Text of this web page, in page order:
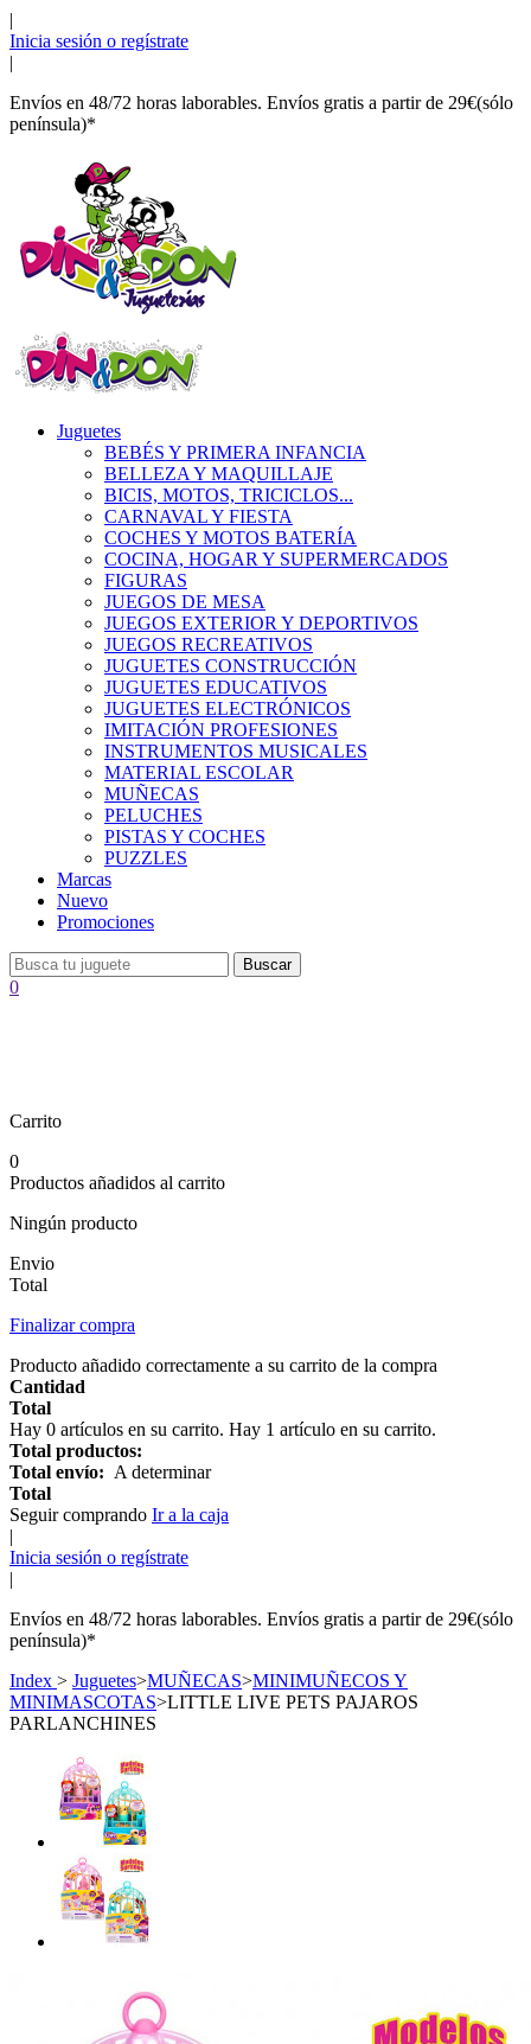
|
Inicia sesión o regístrate
|
Envíos en 48/72 horas laborables. Envíos gratis a partir de 29€(sólo
península)*
Juguetes
BEBÉS Y PRIMERA INFANCIA
BELLEZA Y MAQUILLAJE
BICIS, MOTOS, TRICICLOS...
CARNAVAL Y FIESTA
COCHES Y MOTOS BATERÍA
COCINA, HOGAR Y SUPERMERCADOS
FIGURAS
JUEGOS DE MESA
JUEGOS EXTERIOR Y DEPORTIVOS
JUEGOS RECREATIVOS
JUGUETES CONSTRUCCIÓN
JUGUETES EDUCATIVOS
JUGUETES ELECTRÓNICOS
IMITACIÓN PROFESIONES
INSTRUMENTOS MUSICALES
MATERIAL ESCOLAR
MUÑECAS
PELUCHES
PISTAS Y COCHES
PUZZLES
Marcas
Nuevo
Promociones
Buscar
0
Carrito
0
Productos añadidos al carrito
Ningún producto
Envio
Total
Finalizar compra
Producto añadido correctamente a su carrito de la compra
Cantidad
Total
Hay 0 artículos en su carrito. Hay 1 artículo en su carrito.
Total productos:
Total envío: A determinar
Total
Seguir comprando Ir a la caja
|
Inicia sesión o regístrate
|
Envíos en 48/72 horas laborables. Envíos gratis a partir de 29€(sólo
península)*
Index > Juguetes>MUÑECAS>MINIMUÑECOS Y
MINIMASCOTAS>LITTLE LIVE PETS PAJAROS
PARLANCHINES